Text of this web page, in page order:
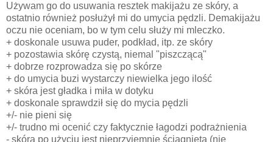
Używam go do usuwania resztek makijażu ze skóry, a
ostatnio również posłużył mi do umycia pędzli. Demakijażu
oczu nie oceniam, bo w tym celu służy mi mleczko.
+ doskonale usuwa puder, podkład, itp. ze skóry
+ pozostawia skórę czystą, niemal "piszczącą"
+ dobrze rozprowadza się po skórze
+ do umycia buzi wystarczy niewielka jego ilość
+ skóra jest gładka i miła w dotyku
+ doskonale sprawdził się do mycia pędzli
+/- nie pieni się
+/- trudno mi ocenić czy faktycznie łagodzi podrażnienia
- skóra po użyciu jest nieprzyjemnie ściągnięta (nie